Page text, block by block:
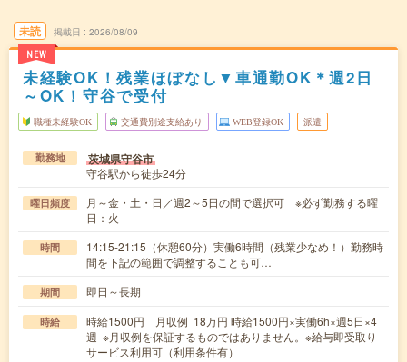
未読
NEW
掲載日 2026/08/09
未経験OK！残業ほぼなし▼車通勤OK＊週2日
～OK！守谷で受付
職種未経験OK 交通費別途支給あり WEB登録OK 派遣
勤務地 茨城県守谷市
守谷駅から徒歩24分
曜日頻度
月～金・土・日／週2～5日の間で選択可 ※必ず勤務する曜
日：火
時間
14:15-21:15（休憩60分）実働6時間（残業少なめ！）勤務時
間を下記の範囲で調整することも可…
期間 即日～長期
時給
時給1500円 月収例 18万円 時給1500円×実働6h×週5日×4
週 ※月収例を保証するものではありません。※給与即受取り
サービス利用可（利用条件有）